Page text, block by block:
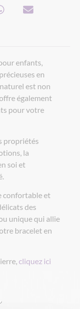
enfants,
en
est non
également
pour votre
propriétés
la
soi et
confortable et
des
unique qui allie
bracelet en
cliquez ici